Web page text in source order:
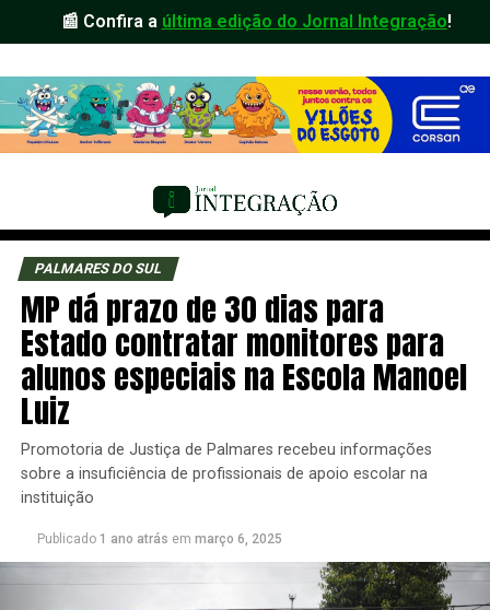
📰 Confira a última edição do Jornal Integração!
PALMARES DO SUL
MP dá prazo de 30 dias para
Estado contratar monitores para
alunos especiais na Escola Manoel
Luiz
Promotoria de Justiça de Palmares recebeu informações
sobre a insuficiência de profissionais de apoio escolar na
instituição
Publicado 1 ano atrás em março 6, 2025